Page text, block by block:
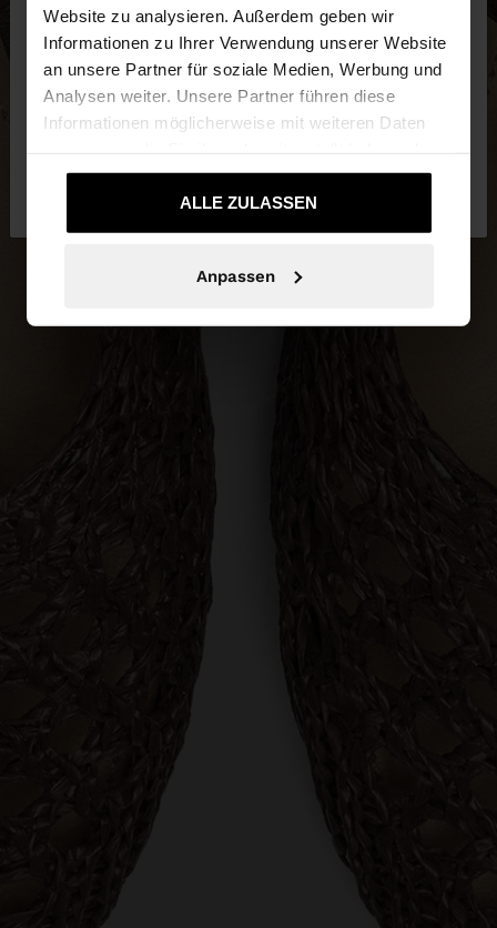
Website zu analysieren. Außerdem geben wir
Informationen zu Ihrer Verwendung unserer Website
an unsere Partner für soziale Medien, Werbung und
Analysen weiter. Unsere Partner führen diese
Informationen möglicherweise mit weiteren Daten
die sie im Rahmen Ihrer Nutzung der Dienste
gesammelt haben.ALLE ZULASSEN
Anpassen
Sie greifen von Schweiz auf die Website zu.
Möchten Sie unsere United States Website
Ja, bringen Sie mich zu
United States